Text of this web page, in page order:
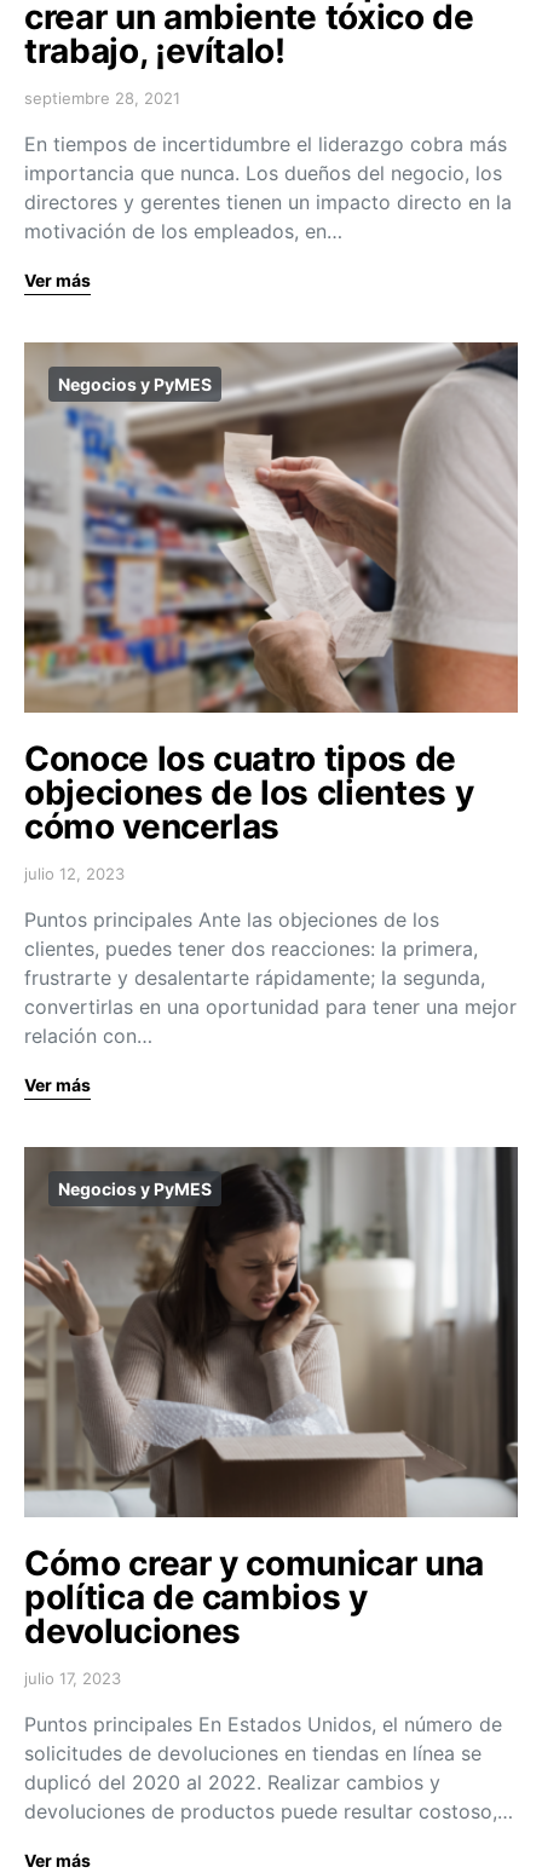
crear un ambiente tóxico de
trabajo, ¡evítalo!
septiembre 28, 2021
En tiempos de incertidumbre el liderazgo cobra más
importancia que nunca. Los dueños del negocio, los
directores y gerentes tienen un impacto directo en la
motivación de los empleados, en…
Ver más
Negocios y PyMES
Conoce los cuatro tipos de
objeciones de los clientes y
cómo vencerlas
julio 12, 2023
Puntos principales Ante las objeciones de los
clientes, puedes tener dos reacciones: la primera,
frustrarte y desalentarte rápidamente; la segunda,
convertirlas en una oportunidad para tener una mejor
relación con…
Ver más
Negocios y PyMES
Cómo crear y comunicar una
política de cambios y
devoluciones
julio 17, 2023
Puntos principales En Estados Unidos, el número de
solicitudes de devoluciones en tiendas en línea se
duplicó del 2020 al 2022. Realizar cambios y
devoluciones de productos puede resultar costoso,…
Ver más